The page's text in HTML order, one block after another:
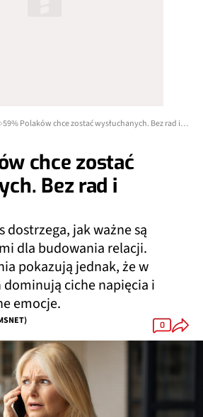
59% Polaków chce zostać wysłuchanych. Bez rad i oceniania
chce zostać
Bez rad i
dostrzega, jak ważne są
dla budowania relacji.
pokazują jednak, że w
ciche napięcia i
emocje.
0